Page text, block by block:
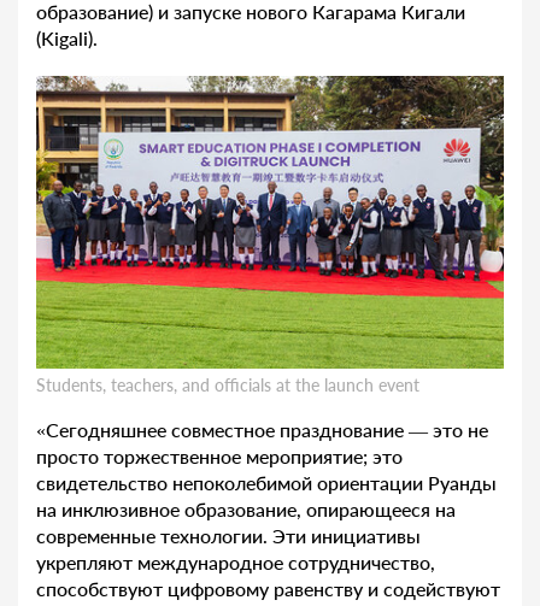
образование) и запуске нового Кагарама Кигали
(Kigali).
Students, teachers, and officials at the launch event
«Сегодняшнее совместное празднование — это не
просто торжественное мероприятие; это
свидетельство непоколебимой ориентации Руанды
на инклюзивное образование, опирающееся на
современные технологии. Эти инициативы
укрепляют международное сотрудничество,
способствуют цифровому равенству и содействуют